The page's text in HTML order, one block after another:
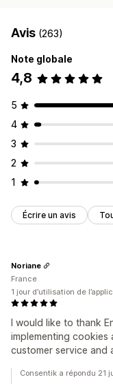
Avis (263)
Note globale
4,8
5
4
3
2
1
Écrire un avis
I would like to thank
implementing
customer service and
Noriane
France
1 jour d’utilisation de
Consentik a répondu 21